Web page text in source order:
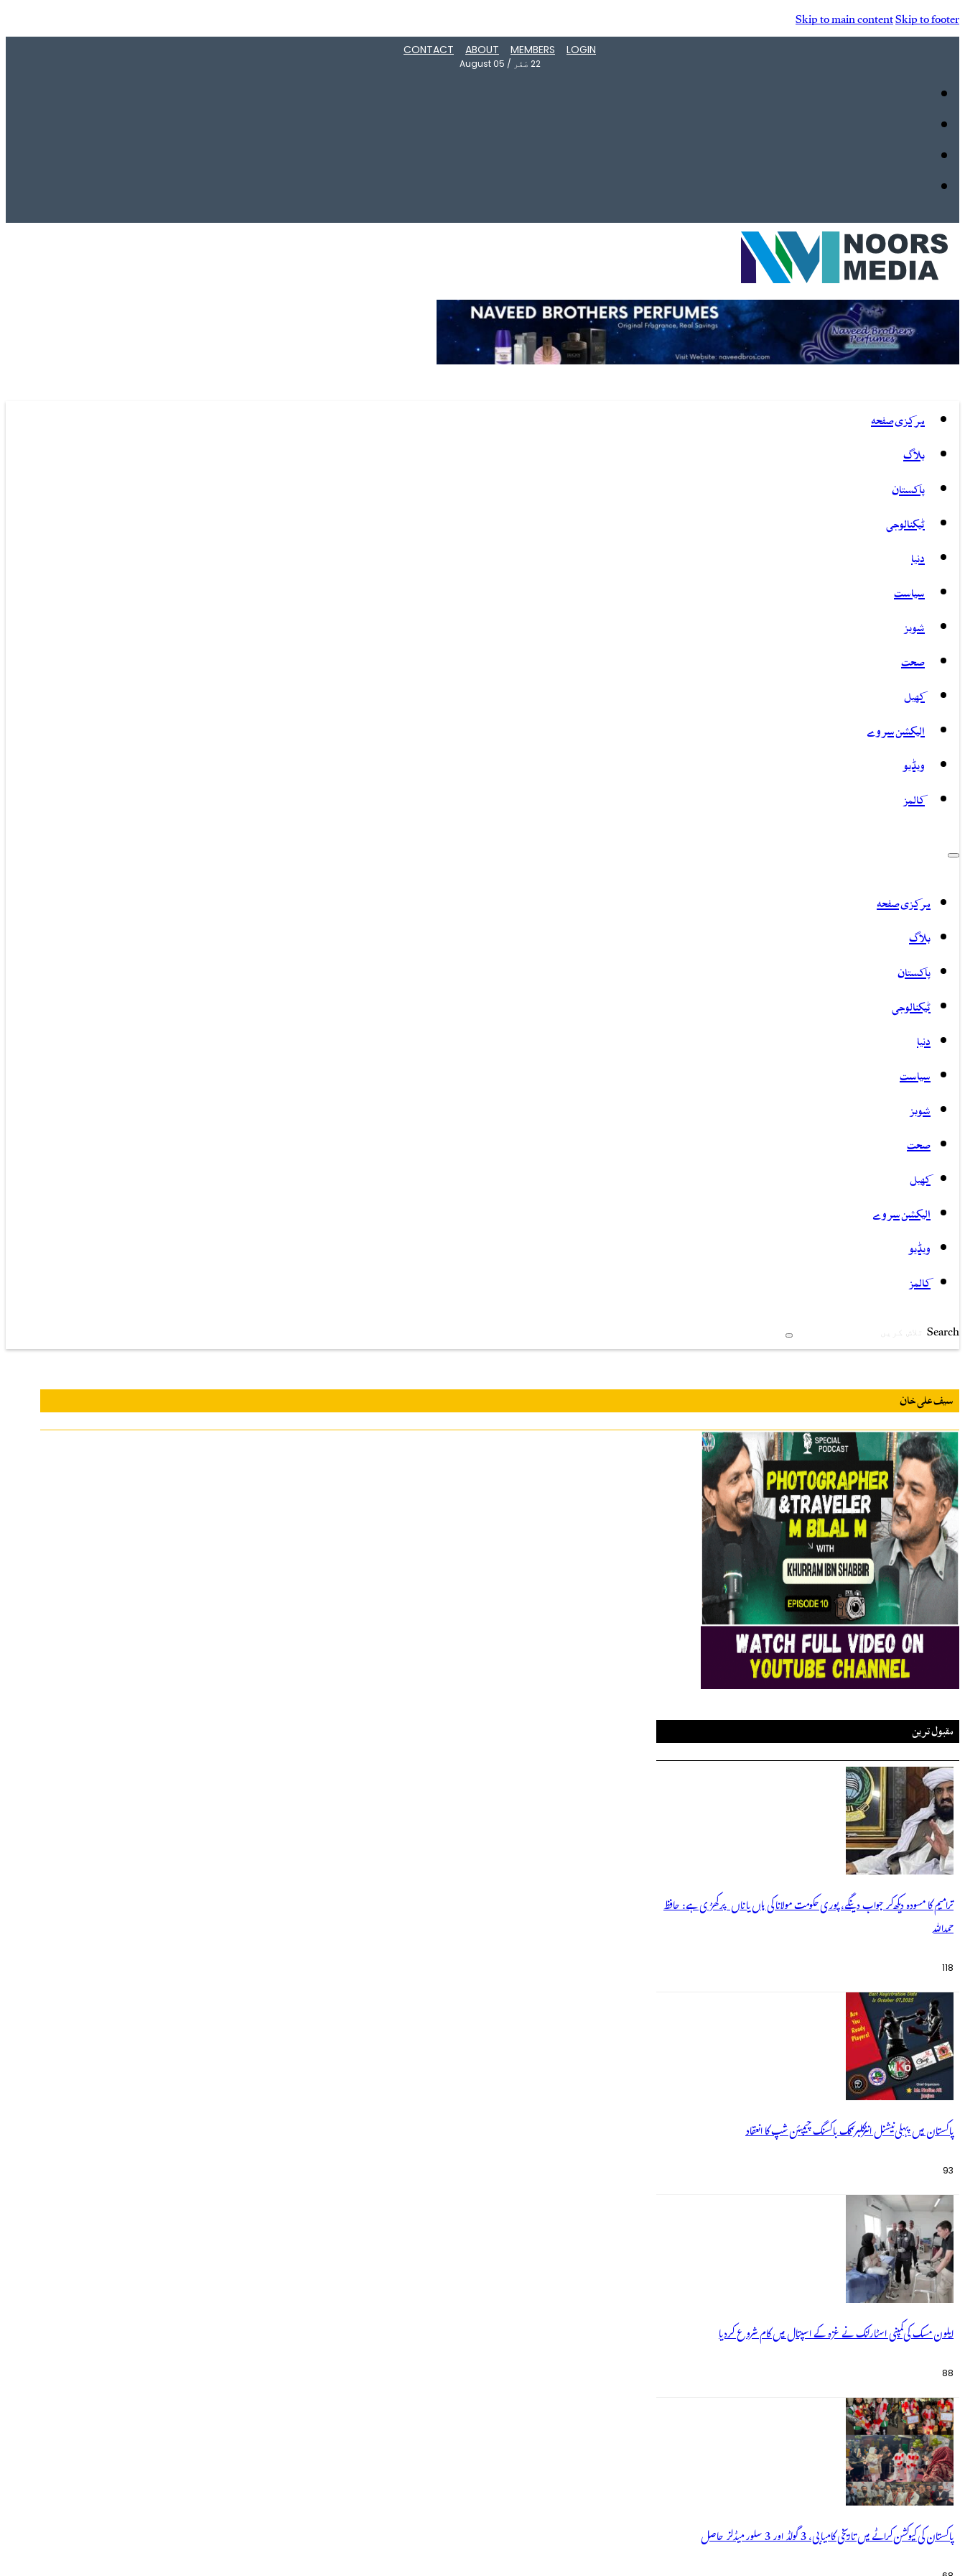
Skip to main contentSkip to footer
LOGIN
MEMBERS
ABOUT
CONTACT
22 صَفَر /
August 05
مرکزی صفحہ
بلاگ
پاکستان
ٹیکنالوجی
دنیا
سیاست
شوبز
صحت
کھیل
الیکشن سروے
ویڈیو
کالمز
مرکزی صفحہ
بلاگ
پاکستان
ٹیکنالوجی
دنیا
سیاست
شوبز
صحت
کھیل
الیکشن سروے
ویڈیو
کالمز
Search
سیف علی خان
مقبول ترین
ترامیم کا مسودہ دیکھ کر جواب دینگے، پوری حکومت مولانا کی ہاں یا ناں پر کھڑی ہے: حافظ
حمداللہ
118
پاکستان میں پہلی نیشنل انٹرکلبز کک باکسنگ چیمپئن شپ کا انعقاد
93
ایلون مسک کی کمپنی اسٹارلنک نے غزہ کے اسپتال میں کام شروع کردیا
88
پاکستان کی کیوکشن کراٹے میں تاریخی کامیابی، 3 گولڈ اور 3 سلور میڈلز حاصل